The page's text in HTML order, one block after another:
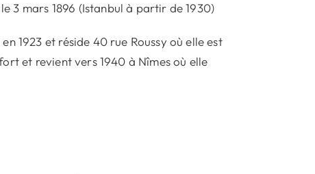
3 mars 1896 (Istanbul à partir de 1930)
1923 et réside 40 rue Roussy où elle est
et revient vers 1940 à Nîmes où elle